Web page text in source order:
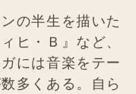
の半生を描いた
ヒ・Ｂ』など、
には音楽をテー
多くある。自ら